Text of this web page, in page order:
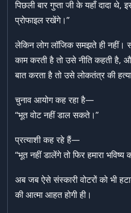
पिछली बार गुप्ता जी के यहाँ दादा थे,
प्रोफाइल रखेंगे।”
लेकिन लोग लॉजिक समझते ही नहीं।
काम करती है तो उसे नीति कहती है,
बात करता है तो उसे लोकतंत्र की
चुनाव आयोग कह रहा है—
“भूत वोट नहीं डाल सकते।”
प्रत्याशी कह रहे हैं—
“भूत नहीं डालेंगे तो फिर हमारा भविष्य
अब जब ऐसे संस्कारी वोटरों को भी
की आत्मा आहत होगी ही।